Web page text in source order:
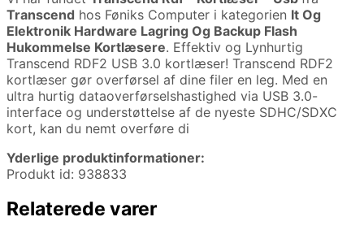
Transcend hos Føniks Computer i kategorien It Og
Elektronik Hardware Lagring Og Backup Flash
Hukommelse Kortlæsere. Effektiv og Lynhurtig
Transcend RDF2 USB 3.0 kortlæser! Transcend RDF2
kortlæser gør overførsel af dine filer en leg. Med en
ultra hurtig dataoverførselshastighed via USB 3.0-
interface og understøttelse af de nyeste SDHC/SDXC
kort, kan du nemt overføre di
Yderlige produktinformationer:
Produkt id: 938833
Relaterede varer